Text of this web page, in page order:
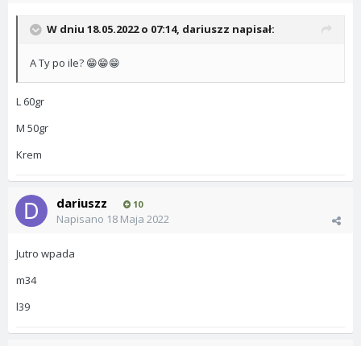
W dniu 18.05.2022 o 07:14, dariuszz napisał:
A Ty po ile? 😁😁😁
L 60gr
M 50gr
Krem
dariuszz 10
Napisano 18 Maja 2022
Jutro wpada
m34
l39